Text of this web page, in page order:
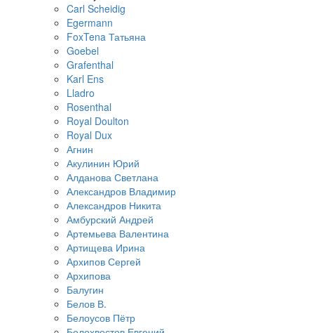
Carl Scheidig
Egermann
FoxTena Татьяна
Goebel
Grafenthal
Karl Ens
Lladro
Rosenthal
Royal Doulton
Royal Dux
Агнин
Акулинин Юрий
Алданова Светлана
Александров Владимир
Александров Никита
Амбурский Андрей
Артемьева Валентина
Артищева Ирина
Архипов Сергей
Архипова
Балугин
Белов В.
Белоусов Пётр